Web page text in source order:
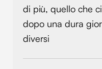
di più, quello che
dopo una dura
diversi